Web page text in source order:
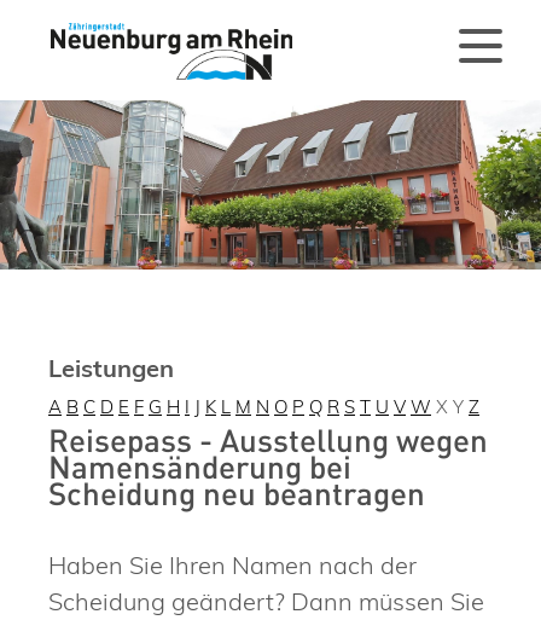
Leistungen
A B C D E F G H I J K L M N O P Q R S T U V W X Y Z
Reisepass - Ausstellung wegen
Namensänderung bei
Scheidung neu beantragen
Haben Sie Ihren Namen nach der
Scheidung geändert? Dann müssen Sie